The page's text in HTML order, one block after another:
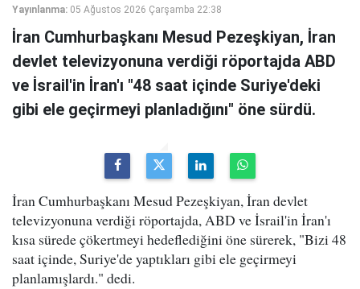
Yayınlanma: 05 Ağustos 2026 Çarşamba 22:38
İran Cumhurbaşkanı Mesud Pezeşkiyan, İran
devlet televizyonuna verdiği röportajda ABD
ve İsrail'in İran'ı "48 saat içinde Suriye'deki
gibi ele geçirmeyi planladığını" öne sürdü.
İran Cumhurbaşkanı Mesud Pezeşkiyan, İran devlet
televizyonuna verdiği röportajda, ABD ve İsrail'in İran'ı
kısa sürede çökertmeyi hedeflediğini öne sürerek, "Bizi 48
saat içinde, Suriye'de yaptıkları gibi ele geçirmeyi
planlamışlardı." dedi.